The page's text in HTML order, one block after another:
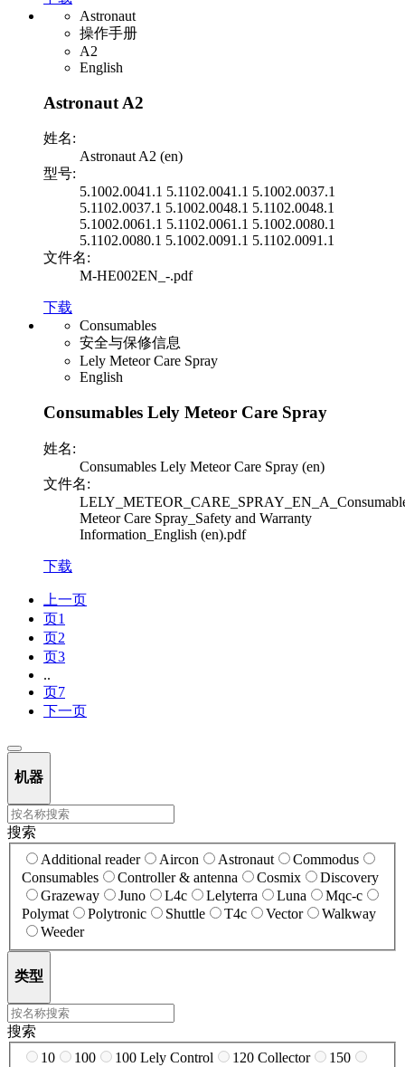
Astronaut
操作手册
A2
English
Astronaut A2
姓名:
Astronaut A2 (en)
型号:
5.1002.0041.1 5.1102.0041.1 5.1002.0037.1
5.1102.0037.1 5.1002.0048.1 5.1102.0048.1
5.1002.0061.1 5.1102.0061.1 5.1002.0080.1
5.1102.0080.1 5.1002.0091.1 5.1102.0091.1
文件名:
M-HE002EN_-.pdf
下载
Consumables
安全与保修信息
Lely Meteor Care Spray
English
Consumables Lely Meteor Care Spray
姓名:
Consumables Lely Meteor Care Spray (en)
文件名:
Meteor Care Spray_Safety and Warranty
Information_English (en).pdf
下载
上一页
页1
页2
页3
..
页7
下一页
机器
搜索
Additional reader
Aircon Astronaut
Commodus
Consumables
Controller & antenna Cosmix
Discovery
Grazeway
Juno L4c Lelyterra Luna
Mqc-c
Polymat
Polytronic Shuttle T4c Vector
Walkway
Weeder
类型
搜索
10
100 100 Lely Control 120 Collector
150